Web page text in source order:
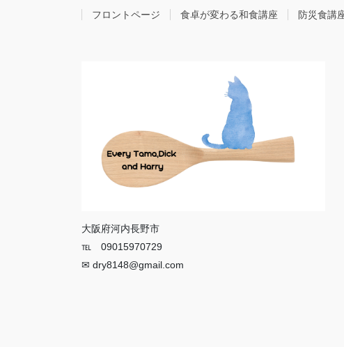
フロントページ 食卓が変わる和食講座 防災食講
大阪府河内長野市
℡ 09015970729
✉ dry8148@gmail.com